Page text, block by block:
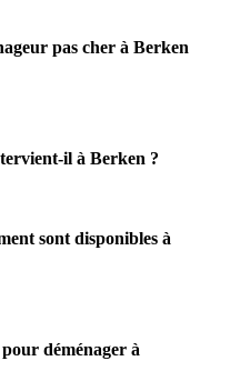
pas cher à Berken
il à Berken ?
sont disponibles à
déménager à